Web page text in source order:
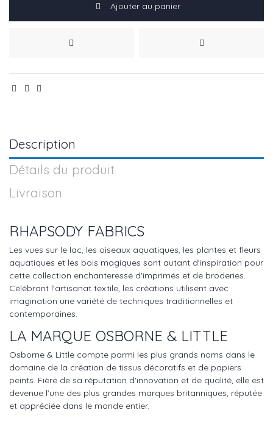
Ajouter au panier
Description
Détails du produit
Livraison
RHAPSODY FABRICS
Les vues sur le lac, les oiseaux aquatiques, les plantes et fleurs
aquatiques et les bois magiques sont autant d'inspiration pour
cette collection enchanteresse d'imprimés et de broderies.
Célébrant l'artisanat textile, les créations utilisent avec
imagination une variété de techniques traditionnelles et
contemporaines.
LA MARQUE OSBORNE & LITTLE
Osborne & Little compte parmi les plus grands noms dans le
domaine de la création de tissus décoratifs et de papiers
peints. Fière de sa réputation d'innovation et de qualité, elle est
devenue l'une des plus grandes marques britanniques, réputée
et appréciée dans le monde entier.